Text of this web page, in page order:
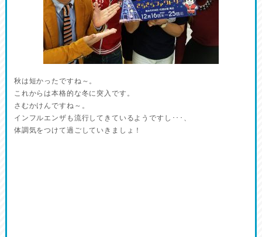
秋は短かったですね～。
これからは本格的な冬に突入です。
さむかけんですね～。
インフルエンザも流行してきているようですし･･･、
体調気をつけて過ごしていきましょ！